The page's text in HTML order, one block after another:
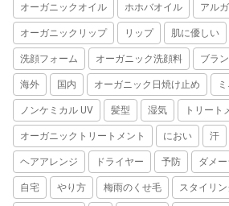
オーガニックオイル ホホバオイル アル
オーガニックリップ リップ 肌に優しい
洗顔フォーム オーガニック洗顔料 ブラ
海外 国内 オーガニック日焼け止め
ノンケミカル UV 髪型 湿気 トリート
オーガニックトリートメント におい 汗
ヘアアレンジ ドライヤー 予防 ダメ
自宅 やり方 梅雨のくせ毛 スタイリ